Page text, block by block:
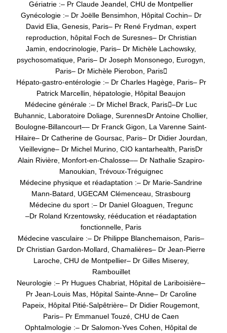
Gériatrie :– Pr Claude Jeandel, CHU de Montpellier
Gynécologie :– Dr Joëlle Bensimhon, Hôpital Cochin– Dr
David Elia, Genesis, Paris– Pr René Frydman, expert
reproduction, hôpital Foch de Suresnes– Dr Christian
Jamin, endocrinologie, Paris– Dr Michèle Lachowsky,
psychosomatique, Paris– Dr Joseph Monsonego, Eurogyn,
Paris– Dr Michèle Pierobon, Paris
Hépato-gastro-entérologie :– Dr Charles Hagège, Paris– Pr
Patrick Marcellin, hépatologie, Hôpital Beaujon
Médecine générale :– Dr Michel Brack, Paris–Dr Luc
Buhannic, Laboratoire Doliage, SurennesDr Antoine Chollier,
Boulogne-Billancourt–– Dr Franck Gigon, La Varenne Saint-
Hilaire– Dr Catherine de Goursac, Paris– Dr Didier Jourdan,
Vieillevigne– Dr Michel Murino, CIO kantarhealth, ParisDr
Alain Rivière, Monfort-en-Chalosse–– Dr Nathalie Szapiro-
Manoukian, Trévoux-Tréguignec
Médecine physique et réadaptation :– Dr Marie-Sandrine
Mann-Batard, UGECAM Clémenceau, Strasbourg
Médecine du sport :– Dr Daniel Gloaguen, Tregunc
–Dr Roland Krzentowsky, rééducation et réadaptation
fonctionnelle, Paris
Médecine vasculaire :– Dr Philippe Blanchemaison, Paris–
Dr Christian Gardon-Mollard, Chamalières– Dr Jean-Pierre
Laroche, CHU de Montpellier– Dr Gilles Miserey,
Rambouillet
Neurologie :– Pr Hugues Chabriat, Hôpital de Lariboisière–
Pr Jean-Louis Mas, Hôpital Sainte-Anne– Dr Caroline
Papeix, Hôpital Pitié-Salpêtrière– Dr Didier Rougemont,
Paris– Pr Emmanuel Touzé, CHU de Caen
Ophtalmologie :– Dr Salomon-Yves Cohen, Hôpital de